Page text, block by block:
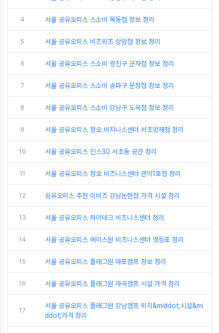
4 서울 공유오피스 스소비 목동점 정보 정리
5 서울 공유오피스 비즈위즈 상암점 정보 정리
6 서울 공유오피스 스소비 광진구 군자점 정보 정리
7 서울 공유오피스 스소비 송파구 문정점 정보 정리
8 서울 공유오피스 스소비 강남구 도곡점 정보 정리
9 서울 공유오피스 정오 비지니스센터 서초양재점 정리
10 서울 공유오피스 인스30 서초동 공간 정리
11 서울 공유오피스 정오 비즈니스센터 관악1호점 정리
12 공유오피스 추천 이비즈 강남논현점 가격 시설 정리
13 서울 공유오피스 하이테크 비즈니스센터 정리
14 서울 공유오피스 에이스원 비즈니스센터 영등포 정리
15 서울 공유오피스 플래그원 마포캠프 정보 정리
16 서울 공유오피스 플래그원 마곡캠프 시설 가격 정리
17
서울 공유오피스 플래그원 강남캠프 위치&middot;시설&mi
ddot;가격 정리